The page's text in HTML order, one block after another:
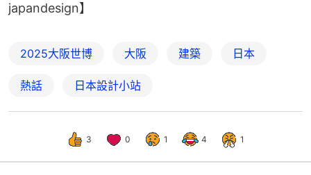
japandesign】
2025大阪世博 大阪 建築 日本
熱話 日本設計小站
3 0 1 4 1